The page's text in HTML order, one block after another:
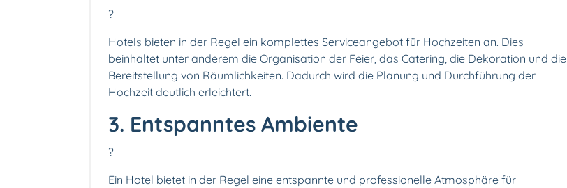
?️
Hotels bieten in der Regel ein komplettes Serviceangebot für Hochzeiten an. Dies
beinhaltet unter anderem die Organisation der Feier, das Catering, die Dekoration und die
Bereitstellung von Räumlichkeiten. Dadurch wird die Planung und Durchführung der
Hochzeit deutlich erleichtert.
3. Entspanntes Ambiente
?
Ein Hotel bietet in der Regel eine entspannte und professionelle Atmosphäre für